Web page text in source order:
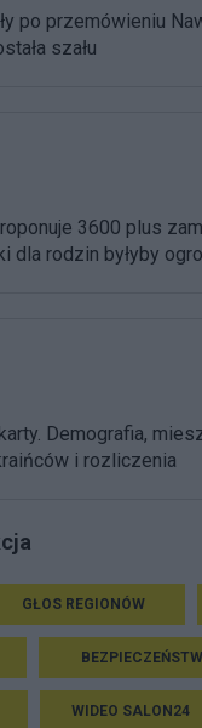
po przemówieniu
szału
3600 plus
dla rodzin byłyby
Demografia,
i rozliczenia
GŁOS REGIONÓW
WIDEO SALON24